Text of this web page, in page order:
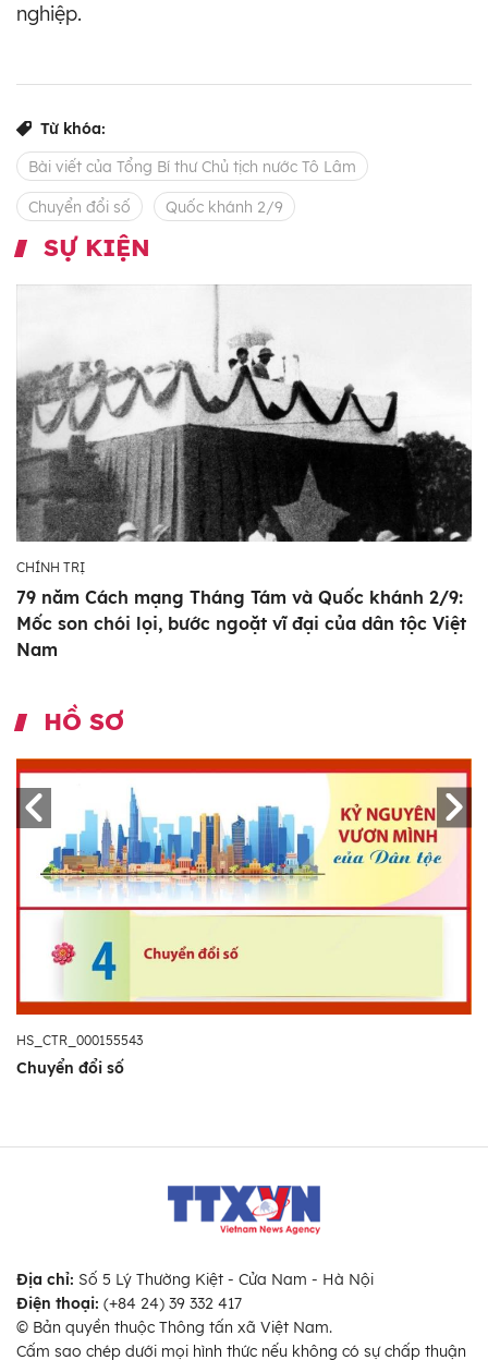
nghiệp.
Từ khóa:
Bài viết của Tổng Bí thư Chủ tịch nước Tô Lâm
Chuyển đổi số Quốc khánh 2/9
SỰ KIỆN
CHÍNH TRỊ
79 năm Cách mạng Tháng Tám và Quốc khánh 2/9:
Mốc son chói lọi, bước ngoặt vĩ đại của dân tộc Việt
Nam
HỒ SƠ
HS_CTR_000155543
Chuyển đổi số
Địa chỉ: Số 5 Lý Thường Kiệt - Cửa Nam - Hà Nội
Điện thoại: (+84 24) 39 332 417
© Bản quyền thuộc Thông tấn xã Việt Nam.
Cấm sao chép dưới mọi hình thức nếu không có sự chấp thuận